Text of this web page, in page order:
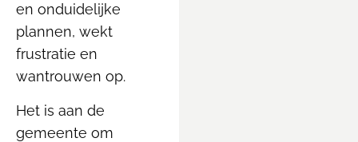
en onduidelijke
plannen, wekt
frustratie en
wantrouwen op.
Het is aan de
gemeente om